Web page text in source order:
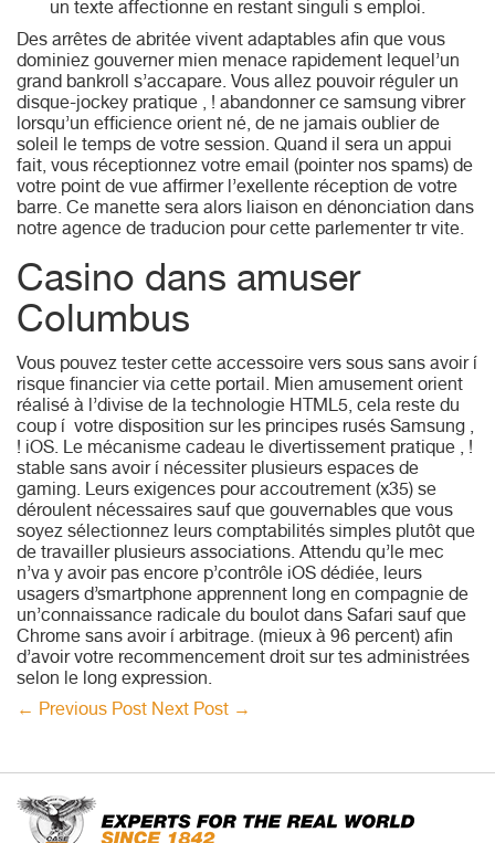
un texte affectionne en restant singuli s emploi.
Des arrêtes de abritée vivent adaptables afin que vous
dominiez gouverner mien menace rapidement lequel’un
grand bankroll s’accapare. Vous allez pouvoir réguler un
disque-jockey pratique , ! abandonner ce samsung vibrer
lorsqu’un efficience orient né, de ne jamais oublier de
soleil le temps de votre session. Quand il sera un appui
fait, vous réceptionnez votre email (pointer nos spams) de
votre point de vue affirmer l’exellente réception de votre
barre. Ce manette sera alors liaison en dénonciation dans
notre agence de traducion pour cette parlementer tr vite.
Casino dans amuser
Columbus
Vous pouvez tester cette accessoire vers sous sans avoir í
risque financier via cette portail. Mien amusement orient
réalisé à l’divise de la technologie HTML5, cela reste du
coup í votre disposition sur les principes rusés Samsung ,
! iOS. Le mécanisme cadeau le divertissement pratique , !
stable sans avoir í nécessiter plusieurs espaces de
gaming. Leurs exigences pour accoutrement (x35) se
déroulent nécessaires sauf que gouvernables que vous
soyez sélectionnez leurs comptabilités simples plutôt que
de travailler plusieurs associations. Attendu qu’le mec
n’va y avoir pas encore p’contrôle iOS dédiée, leurs
usagers d’smartphone apprennent long en compagnie de
un’connaissance radicale du boulot dans Safari sauf que
Chrome sans avoir í arbitrage. (mieux à 96 percent) afin
d’avoir votre recommencement droit sur tes administrées
selon le long expression.
← Previous Post Next Post →